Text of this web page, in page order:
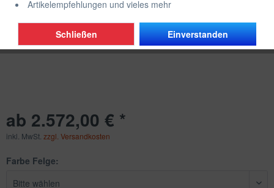
ab 2.572,00 € *
inkl. MwSt. zzgl. Versandkosten
Farbe Felge:
Artikelempfehlungen und vieles mehr
Einverstanden
Schließen